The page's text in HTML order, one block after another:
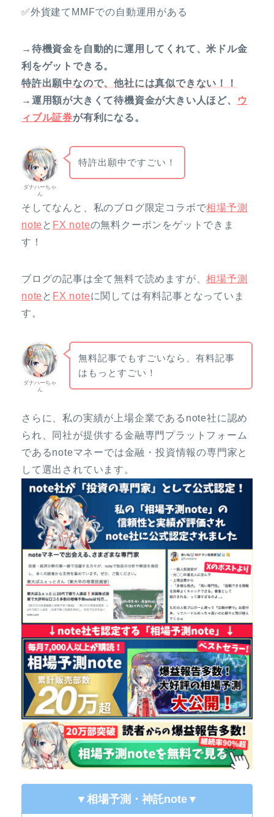
✅外貨建てMMFでの自動運用がある
→待機資金を自動的に運用してくれて、米ドル金
利をゲットできる。
特許出願中なので、他社には真似できない！！
→運用額が大きくて待機資金が大きい人ほど、
ウ
ィブル証券が有利になる。
ダナハーちゃ
ん
特許出願中ですごい！
そしてなんと、私のブログ限定コラボで相場予測
note と FX noteの無料クーポンをゲットできま
す！
ブログの記事は全て無料で読めますが、相場予測
note と FX noteに関しては有料記事となっていま
す。
ダナハーちゃ
ん
無料記事でもすごいなら、有料記事
はもっとすごい！
さらに、私の実績が上場企業であるnote社に認め
られ、同社が提供する金融専門プラットフォーム
であるnoteマネーでは金融・投資情報の専門家と
して選出されています。
▼相場予測・神託note ▼